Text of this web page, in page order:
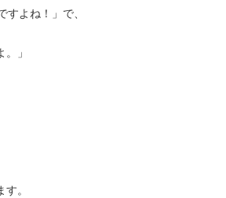
よね！」で、
」
。